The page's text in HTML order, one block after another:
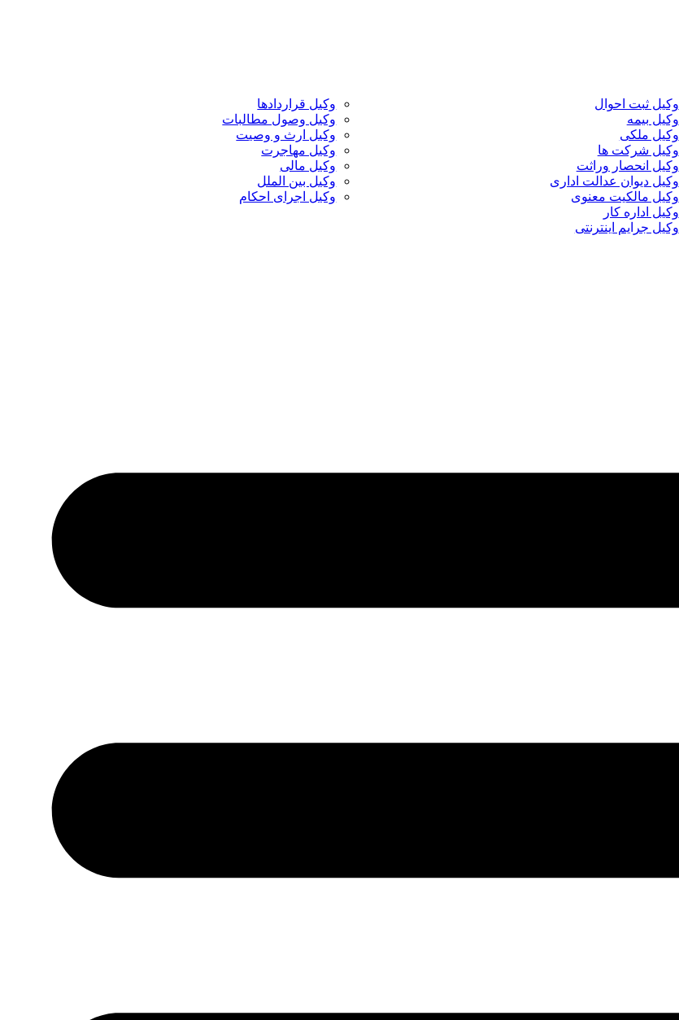
وکیل ثبت احوال
وکیل بیمه
وکیل ملکی
وکیل شرکت ها
وکیل انحصار وراثت
وکیل دیوان عدالت اداری
وکیل مالکیت معنوی
وکیل اداره کار
وکیل جرایم اینترنتی
وکیل قراردادها
وکیل وصول مطالبات
وکیل ارث و وصیت
وکیل مهاجرت
وکیل مالی
وکیل بین الملل
وکیل اجرای احکام